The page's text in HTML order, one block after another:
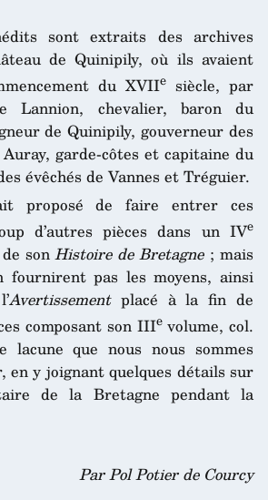
sont extraits des archives
de Quinipily, où ils avaient
du XVIIesiècle, par
Lannion, chevalier, baron du
de Quinipily, gouverneur des
garde-côtes et capitaine du
évêchés de Vannes et Tréguier.
proposé de faire entrer ces
d’autres pièces dans un IVe
sonHistoire de Bretagne; mais
pas les moyens, ainsi
Avertissementplacé à la fin de
composant son IIIevolume, col.
lacune que nous nous sommes
en y joignant quelques détails sur
de la Bretagne pendant la
Par Pol Potier de Courcy